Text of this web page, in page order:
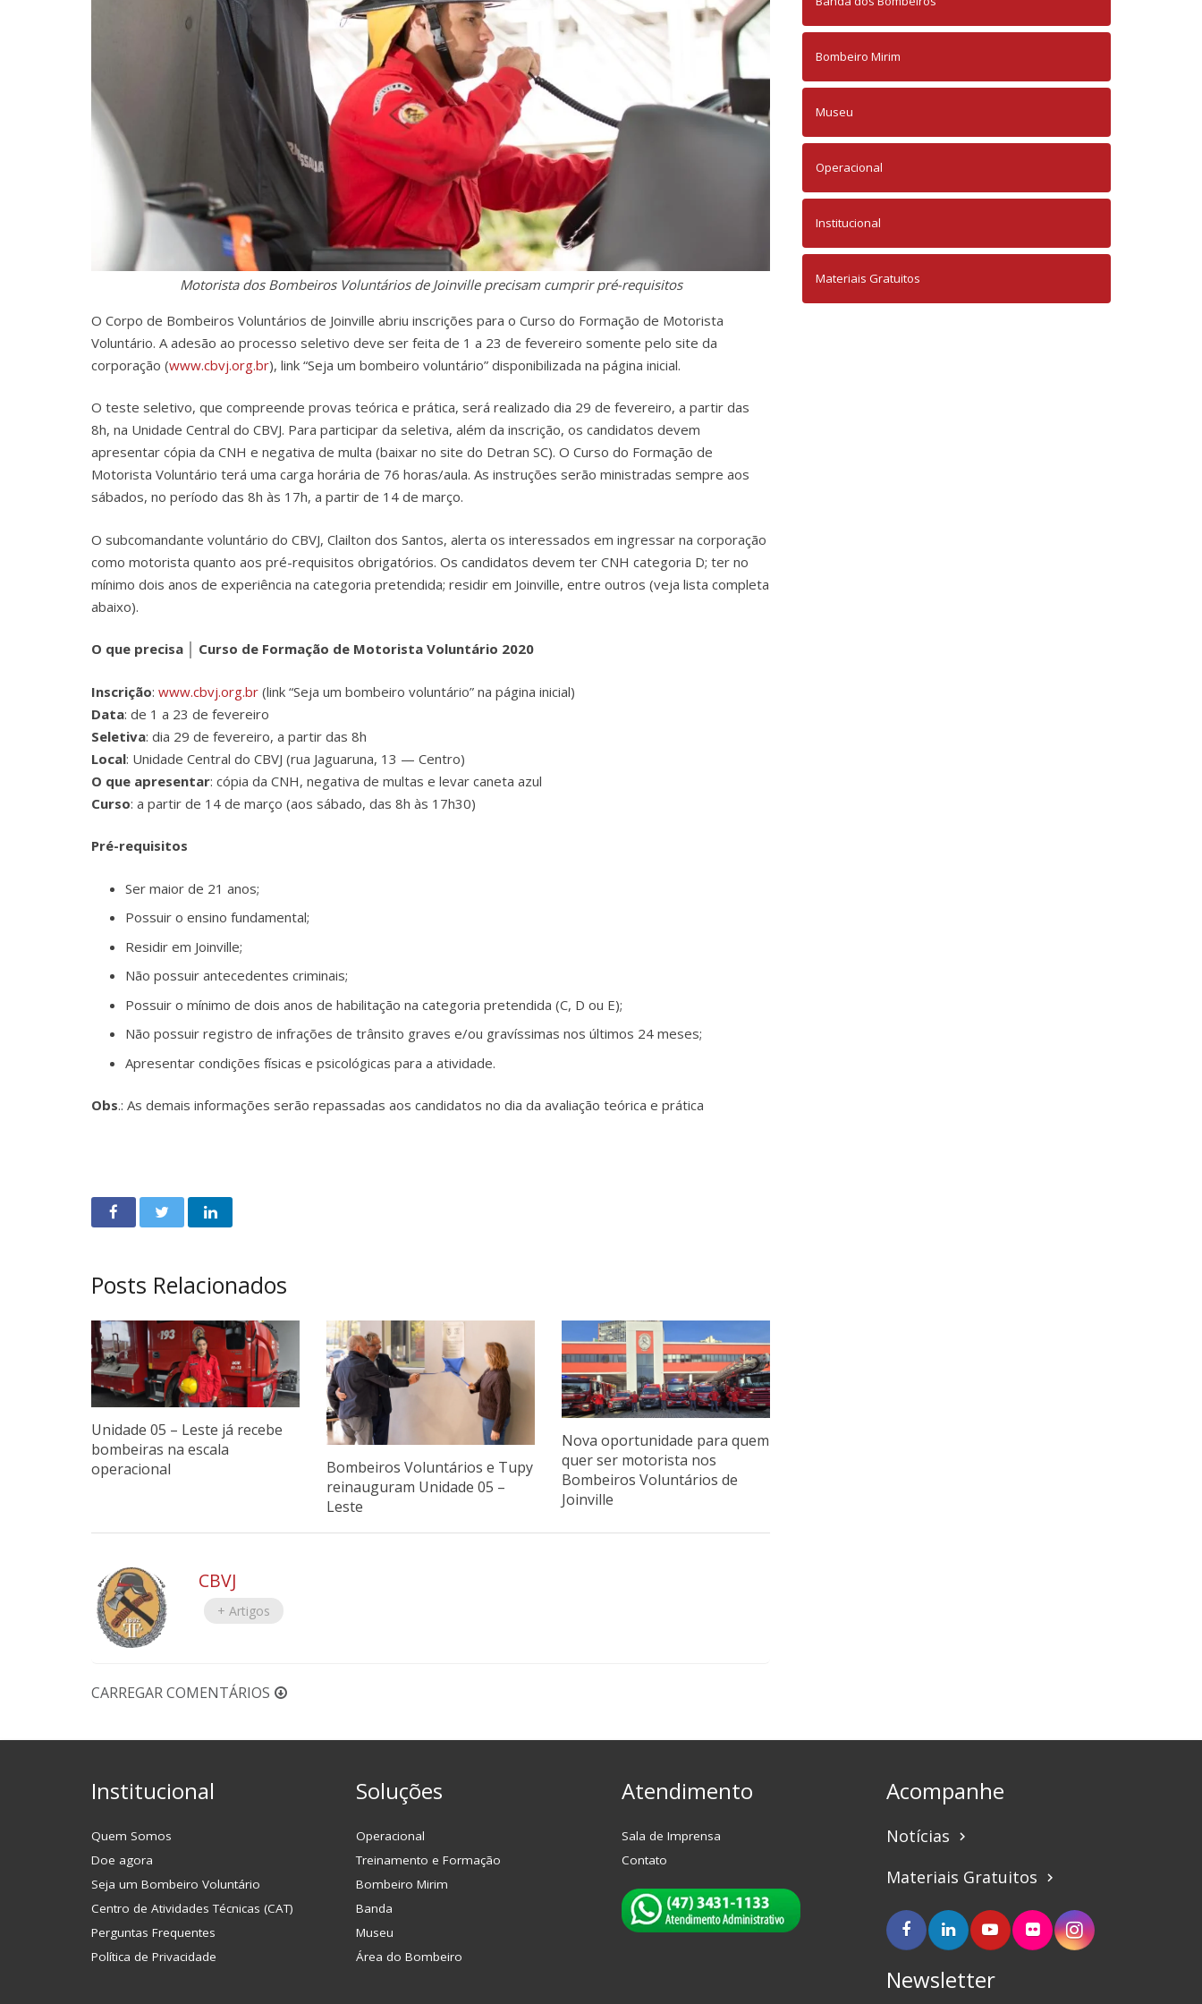
Motorista dos Bombeiros Voluntários de Joinville precisam cumprir pré-requisitos
O Corpo de Bombeiros Voluntários de Joinville abriu inscrições para o Curso do Formação de Motorista
Voluntário. A adesão ao processo seletivo deve ser feita de 1 a 23 de fevereiro somente pelo site da
corporação (www.cbvj.org.br), link “Seja um bombeiro voluntário” disponibilizada na página inicial.
O teste seletivo, que compreende provas teórica e prática, será realizado dia 29 de fevereiro, a partir das
8h, na Unidade Central do CBVJ. Para participar da seletiva, além da inscrição, os candidatos devem
apresentar cópia da CNH e negativa de multa (baixar no site do Detran SC). O Curso do Formação de
Motorista Voluntário terá uma carga horária de 76 horas/aula. As instruções serão ministradas sempre aos
sábados, no período das 8h às 17h, a partir de 14 de março.
O subcomandante voluntário do CBVJ, Clailton dos Santos, alerta os interessados em ingressar na corporação
como motorista quanto aos pré-requisitos obrigatórios. Os candidatos devem ter CNH categoria D; ter no
mínimo dois anos de experiência na categoria pretendida; residir em Joinville, entre outros (veja lista completa
abaixo).
O que precisa │ Curso de Formação de Motorista Voluntário 2020
Inscrição: www.cbvj.org.br (link “Seja um bombeiro voluntário” na página inicial)
Data: de 1 a 23 de fevereiro
Seletiva: dia 29 de fevereiro, a partir das 8h
Local: Unidade Central do CBVJ (rua Jaguaruna, 13 — Centro)
O que apresentar: cópia da CNH, negativa de multas e levar caneta azul
Curso: a partir de 14 de março (aos sábado, das 8h às 17h30)
Pré-requisitos
Ser maior de 21 anos;
Possuir o ensino fundamental;
Residir em Joinville;
Não possuir antecedentes criminais;
Possuir o mínimo de dois anos de habilitação na categoria pretendida (C, D ou E);
Não possuir registro de infrações de trânsito graves e/ou gravíssimas nos últimos 24 meses;
Apresentar condições físicas e psicológicas para a atividade.
Obs.: As demais informações serão repassadas aos candidatos no dia da avaliação teórica e prática
Posts Relacionados
Unidade 05 – Leste já recebe
bombeiras na escala
operacional
Bombeiros Voluntários e Tupy
reinauguram Unidade 05 –
Leste
Nova oportunidade para quem
quer ser motorista nos
Bombeiros Voluntários de
Joinville
CBVJ
+ Artigos
CARREGAR COMENTÁRIOS
Bombeiro Mirim
Museu
Operacional
Institucional
Materiais Gratuitos
Institucional
Quem Somos
Doe agora
Seja um Bombeiro Voluntário
Centro de Atividades Técnicas (CAT)
Perguntas Frequentes
Política de Privacidade
Soluções
Operacional
Treinamento e Formação
Bombeiro Mirim
Banda
Museu
Área do Bombeiro
Atendimento
Sala de Imprensa
Contato
Acompanhe
Notícias keyboard_arrow_right
Materiais Gratuitos keyboard_arrow_right
Newsletter